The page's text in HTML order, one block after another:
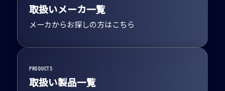
取扱いメーカ一覧
メーカからお探しの方はこちら
PRODUCTS
取扱い製品一覧